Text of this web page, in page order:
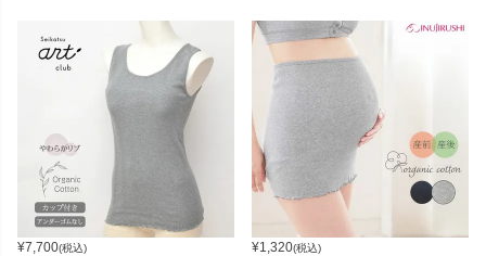
¥7,700(税込) ¥1,320(税込)